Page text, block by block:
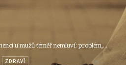
u mužů téměř nemluví: problém,...
ZDRAVÍ